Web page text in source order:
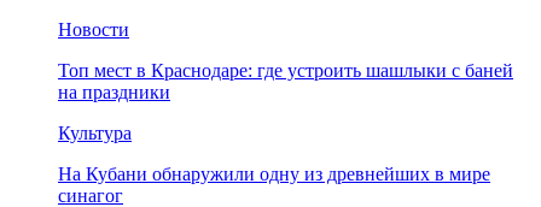
Новости
Топ мест в Краснодаре: где устроить шашлыки с баней
на праздники
Культура
На Кубани обнаружили одну из древнейших в мире
синагог